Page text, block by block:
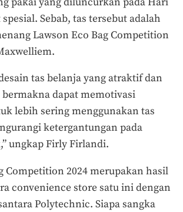
Sebab, tas tersebut adalah
Lawson Eco Bag Competition
tas belanja yang atraktif dan
dapat memotivasi
lebih sering menggunakan tas
ketergantungan pada
ungkap Firly Firlandi.
Competition 2024 merupakan hasil
convenience store satu ini dengan
Polytechnic. Siapa sangka